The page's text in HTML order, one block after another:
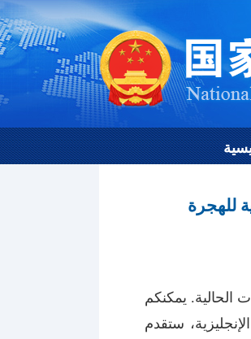
اللغات الحالية. يمكنكم
الإنجليزية، ستقدم